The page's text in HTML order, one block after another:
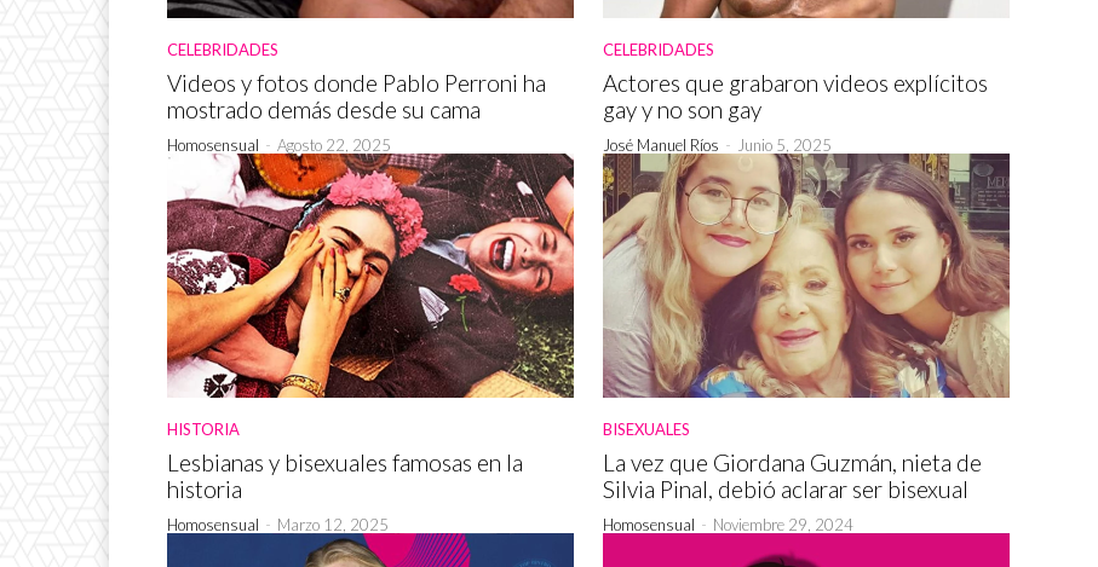
CELEBRIDADES
Videos y fotos donde Pablo Perroni ha
mostrado demás desde su cama
Homosensual - Agosto 22, 2025
CELEBRIDADES
Actores que grabaron videos explícitos
gay y no son gay
José Manuel Ríos - Junio 5, 2025
HISTORIA
Lesbianas y bisexuales famosas en la
historia
Homosensual - Marzo 12, 2025
BISEXUALES
La vez que Giordana Guzmán, nieta de
Silvia Pinal, debió aclarar ser bisexual
Homosensual - Noviembre 29, 2024